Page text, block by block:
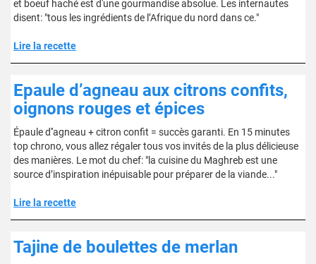
et boeuf haché est d'une gourmandise absolue. Les internautes
disent: "tous les ingrédients de l’Afrique du nord dans ce."
Lire la recette
Epaule d’agneau aux citrons confits,
oignons rouges et épices
Épaule d''agneau + citron confit = succès garanti. En 15 minutes
top chrono, vous allez régaler tous vos invités de la plus délicieuse
des manières. Le mot du chef: "la cuisine du Maghreb est une
source d’inspiration inépuisable pour préparer de la viande..."
Lire la recette
Tajine de boulettes de merlan